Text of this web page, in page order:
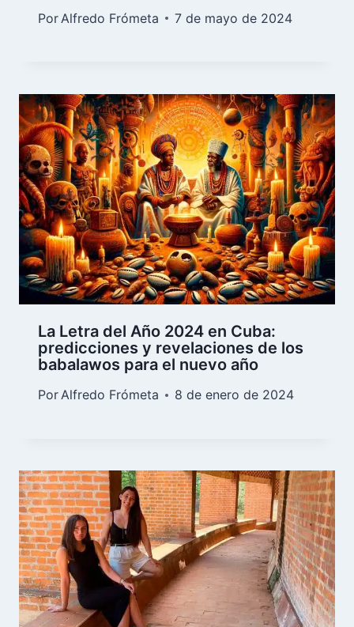
Por Alfredo Frómeta 7 de mayo de 2024
La Letra del Año 2024 en Cuba:
predicciones y revelaciones de los
babalawos para el nuevo año
PorAlfredo Frómeta 8 de enero de 2024